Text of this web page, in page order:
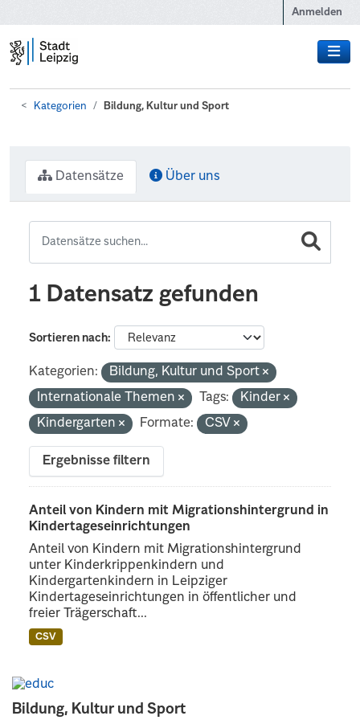
Anmelden
Kategorien Bildung, Kultur und Sport
Bildung, Kultur und Sport
Datensätze Über uns
1 Datensatz gefunden
Sortieren nach
Kategorien:
Bildung, Kultur und Sport
Internationale Themen
Tags:
Kinder
Kindergarten
Formate: CSV
Ergebnisse filtern
Anteil von Kindern mit Migrationshintergrund in
Kindertageseinrichtungen
Anteil von Kindern mit Migrationshintergrund
unter Kinderkrippenkindern und
Kindergartenkindern in Leipziger
Kindertageseinrichtungen in öffentlicher und
freier Trägerschaft...
CSV